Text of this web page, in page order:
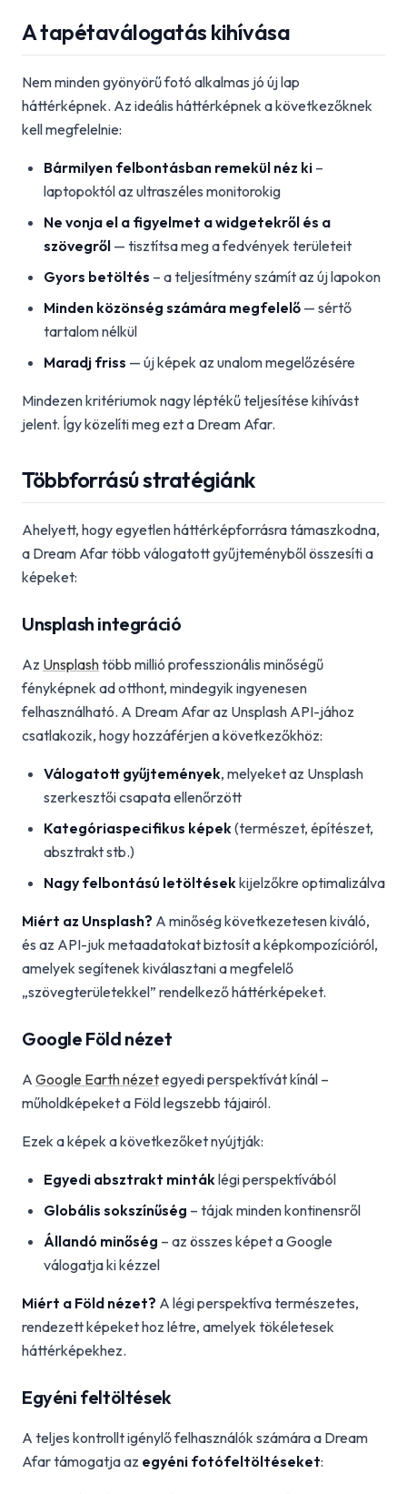
A tapétaválogatás kihívása
Nem minden gyönyörű fotó alkalmas jó új lap
háttérképnek. Az ideális háttérképnek a következőknek
kell megfelelnie:
Bármilyen felbontásban remekül néz ki –
laptopoktól az ultraszéles monitorokig
Ne vonja el a figyelmet a widgetekről és a
szövegről — tisztítsa meg a fedvények területeit
Gyors betöltés – a teljesítmény számít az új lapokon
Minden közönség számára megfelelő — sértő
tartalom nélkül
Maradj friss — új képek az unalom megelőzésére
Mindezen kritériumok nagy léptékű teljesítése kihívást
jelent. Így közelíti meg ezt a Dream Afar.
Többforrású stratégiánk
Ahelyett, hogy egyetlen háttérképforrásra támaszkodna,
a Dream Afar több válogatott gyűjteményből összesíti a
képeket:
Unsplash integráció
Az Unsplashtöbb millió professzionális minőségű
fényképnek ad otthont, mindegyik ingyenesen
felhasználható. A Dream Afar az Unsplash API-jához
csatlakozik, hogy hozzáférjen a következőkhöz:
Válogatott gyűjtemények, melyeket az Unsplash
szerkesztői csapata ellenőrzött
Kategóriaspecifikus képek(természet, építészet,
absztrakt stb.)
Nagy felbontású letöltésekkijelzőkre optimalizálva
Miért az Unsplash? A minőség következetesen kiváló,
és az API-juk metaadatokat biztosít a képkompozícióról,
amelyek segítenek kiválasztani a megfelelő
„szövegterületekkel” rendelkező háttérképeket.
Google Föld nézet
A Google Earth nézetegyedi perspektívát kínál –
műholdképeket a Föld legszebb tájairól.
Ezek a képek a következőket nyújtják:
Egyedi absztrakt mintáklégi perspektívából
Globális sokszínűség – tájak minden kontinensről
Állandó minőség – az összes képet a Google
válogatja ki kézzel
Miért a Föld nézet? A légi perspektíva természetes,
rendezett képeket hoz létre, amelyek tökéletesek
háttérképekhez.
Egyéni feltöltések
A teljes kontrollt igénylő felhasználók számára a Dream
Afar támogatja az egyéni fotófeltöltéseket: